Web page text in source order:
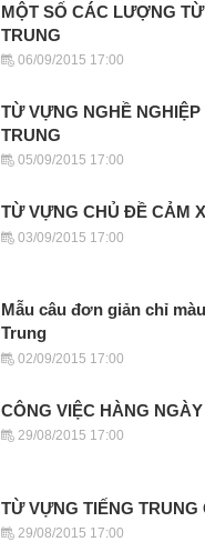
MỘT SỐ CÁC LƯỢNG
TRUNG
06/09/2015 17:00
TỪ VỰNG NGHỀ NGHIỆP
TRUNG
05/09/2015 17:00
TỪ VỰNG CHỦ ĐỀ CẢM
03/09/2015 17:00
Mẫu câu đơn giản chỉ
Trung
02/09/2015 17:00
CÔNG VIỆC HÀNG NGÀY
29/08/2015 17:00
TỪ VỰNG TIẾNG
29/08/2015 17:00